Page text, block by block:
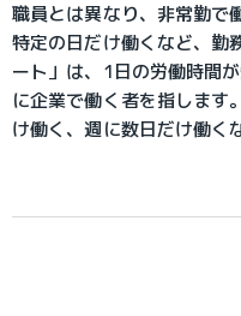
職員とは異なり、非常勤で
特定の日だけ働くなど、勤
ート」は、1日の労働時間
に企業で働く者を指します
け働く、週に数日だけ働く